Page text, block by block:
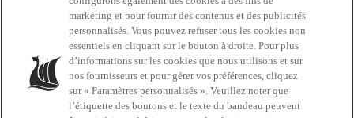
404
RETOURNEZ À L'ACCUEIL
marketing et pour fournir des contenus et des publicités
personnalisés. Vous pouvez refuser tous les cookies non
essentiels en cliquant sur le bouton à droite. Pour plus
d’informations sur les cookies que nous utilisons et sur
nos fournisseurs et pour gérer vos préférences, cliquez
sur « Paramètres personnalisés ». Veuillez noter que
l’étiquette des boutons et le texte du bandeau peuvent